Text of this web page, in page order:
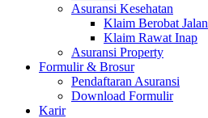
Asuransi Kesehatan
Klaim Berobat Jalan
Klaim Rawat Inap
Asuransi Property
Formulir & Brosur
Pendaftaran Asuransi
Download Formulir
Karir